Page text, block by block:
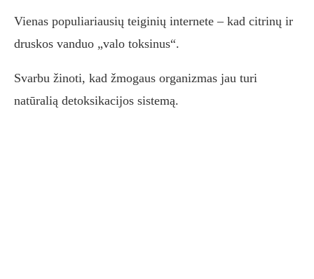
Vienas populiariausių teiginių internete – kad citrinų ir
druskos vanduo „valo toksinus“.
Svarbu žinoti, kad žmogaus organizmas jau turi
natūralią detoksikacijos sistemą.